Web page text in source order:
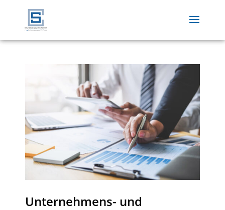
Unternehmens- und